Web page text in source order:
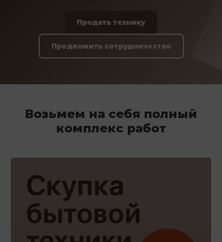
Продать технику
Предложить сотрудничество
Возьмем на себя полный
комплекс работ